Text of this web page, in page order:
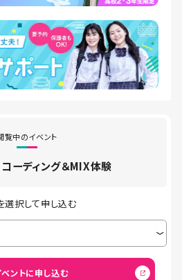
覧中のイベント
ーディング＆MIX体験
選択して申し込む
ベントに申し込む